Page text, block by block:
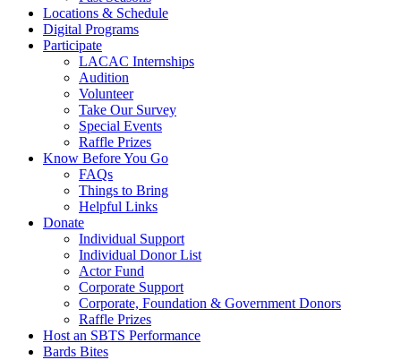
Locations & Schedule
Digital Programs
Participate
LACAC Internships
Audition
Volunteer
Take Our Survey
Special Events
Raffle Prizes
Know Before You Go
FAQs
Things to Bring
Helpful Links
Donate
Individual Support
Individual Donor List
Actor Fund
Corporate Support
Corporate, Foundation & Government Donors
Raffle Prizes
Host an SBTS Performance
Bards Bites